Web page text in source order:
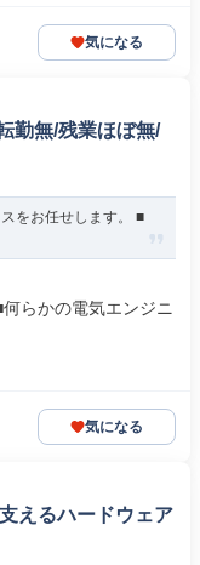
気になる
勤無/残業ほぼ無/
をお任せします。 ■
らかの電気エンジニ
気になる
えるハードウェア